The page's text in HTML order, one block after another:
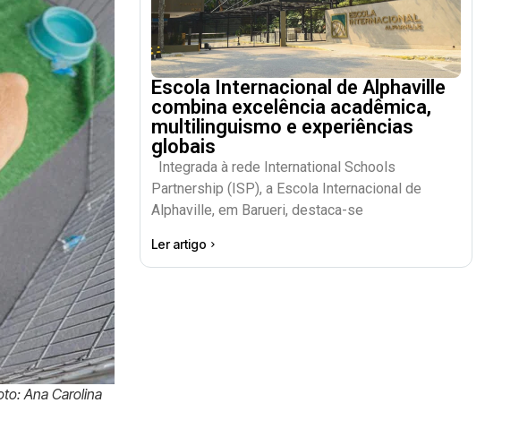
Ana Carolina
Escola Internacional de Alphaville
combina excelência acadêmica,
multilinguismo e experiências
globais
Integrada à rede International Schools
Partnership (ISP), a Escola Internacional de
Alphaville, em Barueri, destaca-se
Ler artigo